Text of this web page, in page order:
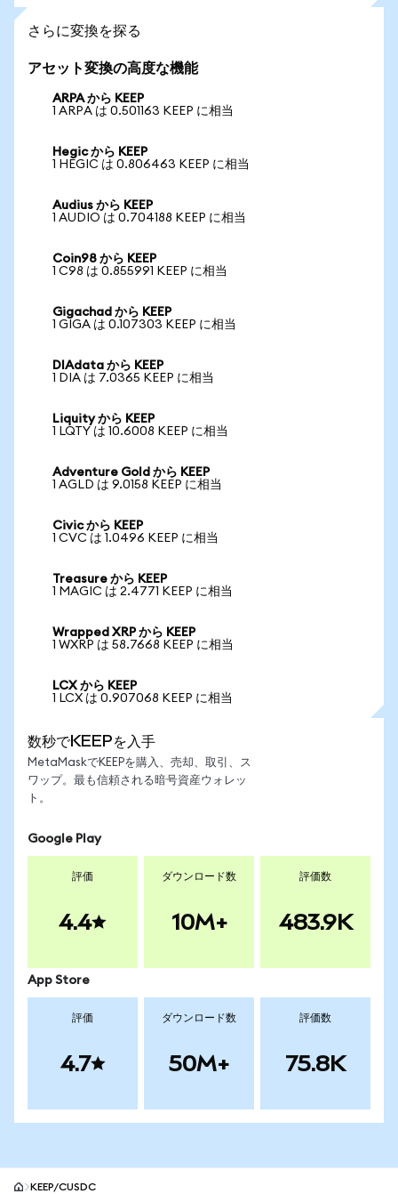
さらに変換を探る
アセット変換の高度な機能
ARPA から KEEP
1 ARPA は 0.501163 KEEP に相当
Hegic から KEEP
1 HEGIC は 0.806463 KEEP に相当
Audius から KEEP
1 AUDIO は 0.704188 KEEP に相当
Coin98 から KEEP
1 C98 は 0.855991 KEEP に相当
Gigachad から KEEP
1 GIGA は 0.107303 KEEP に相当
DIAdata から KEEP
1 DIA は 7.0365 KEEP に相当
Liquity から KEEP
1 LQTY は 10.6008 KEEP に相当
Adventure Gold から KEEP
1 AGLD は 9.0158 KEEP に相当
Civic から KEEP
1 CVC は 1.0496 KEEP に相当
Treasure から KEEP
1 MAGIC は 2.4771 KEEP に相当
Wrapped XRP から KEEP
1 WXRP は 58.7668 KEEP に相当
LCX から KEEP
1 LCX は 0.907068 KEEP に相当
数秒でKEEPを入手
MetaMaskでKEEPを購入、売却、取引、ス
ワップ。最も信頼される暗号資産ウォレッ
ト。
Google Play
評価
4.4
ダウンロード数
10M+
評価数
483.9K
App Store
評価
4.7
ダウンロード数
50M+
評価数
75.8K
KEEP/CUSDC